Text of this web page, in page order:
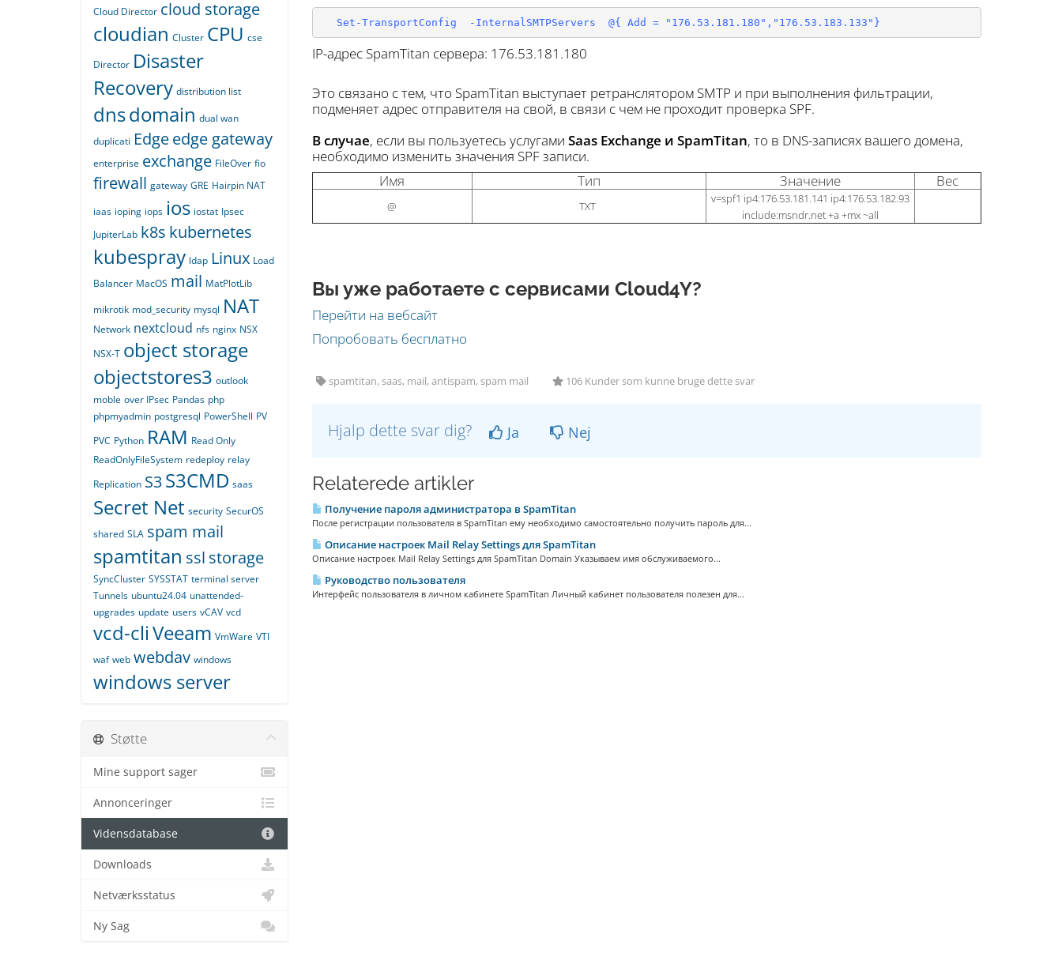
Set-TransportConfig -InternalSMTPServers @{ Add = "176.53.181.180","176.53.183.133" }
IP-адрес SpamTitan сервера: 176.53.181.180
Это связано с тем, что SpamTitan выступает ретранслятором SMTP и при выполнения фильтрации,
подменяет адрес отправителя на свой, в связи с чем не проходит проверка SPF.
В случае, если вы пользуетесь услугами Saas Exchange и SpamTitan, то в DNS-записях вашего домена,
необходимо изменить значения SPF записи.
Имя
Тип Значение Вес
@ TXT
v=spf1 ip4:176.53.181.141 ip4:176.53.182.93
include:msndr.net +a +mx ~all
Вы уже работаете с сервисами Cloud4Y?
Перейти на вебсайт
Попробовать бесплатно
spamtitan, saas, mail, antispam, spam mail 106 Kunder som kunne bruge dette svar
Hjalp dette svar dig? Ja Nej
Relaterede artikler
Получение пароля администратора в SpamTitan
После регистрации пользователя в SpamTitan ему необходимо самостоятельно получить пароль для...
Описание настроек Mail Relay Settings для SpamTitan
Описание настроек Mail Relay Settings для SpamTitan Domain Указываем имя обслуживаемого...
Руководство пользователя
Интерфейс пользователя в личном кабинете SpamTitan Личный кабинет пользователя полезен для...
Cloud Director cloud storage
cloudian Cluster CPU cse
Director Disaster
Recovery distribution list
dnsdomain dual wan
duplicati Edgeedge gateway
enterprise exchange FileOver fio
firewall gateway GRE Hairpin NAT
iaas ioping iops ios iostat Ipsec
JupiterLab k8s kubernetes
kubespray ldap Linux Load
Balancer MacOS mail MatPlotLib
mikrotik mod_security mysql NAT
Network nextcloud nfs nginx NSX
NSX-T object storage
objectstores3 outlook
moble over IPsec Pandas php
phpmyadmin postgresql PowerShell PV
PVC Python RAM Read Only
ReadOnlyFileSystem redeploy relay
Replication S3S3CMD saas
Secret Net security SecurOS
shared SLA spam mail
spamtitan ssl storage
SyncCluster SYSSTAT terminal server
Tunnels ubuntu24.04 unattended-
upgrades update users vCAV vcd
vcd-cliVeeam VmWare VTI
waf web webdav windows
windows server
Støtte
Mine support sager
Annonceringer
Vidensdatabase
Downloads
Netværksstatus
Ny Sag